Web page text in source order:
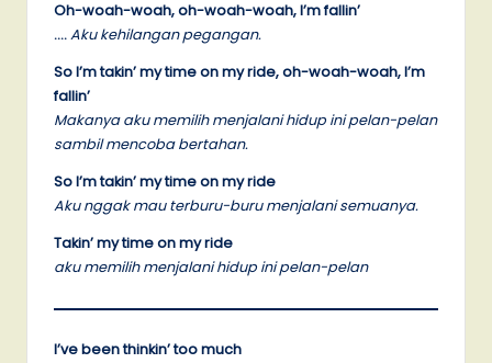
Oh-woah-woah, oh-woah-woah, I’m fallin’
….Aku kehilangan pegangan.
So I’m takin’ my time on my ride, oh-woah-woah, I’m
fallin’
Makanya aku memilih menjalani hidup ini pelan-pelan
sambil mencoba bertahan.
So I’m takin’ my time on my ride
Aku nggak mau terburu-buru menjalani semuanya.
Takin’ my time on my ride
aku memilih menjalani hidup ini pelan-pelan
I’ve been thinkin’ too much